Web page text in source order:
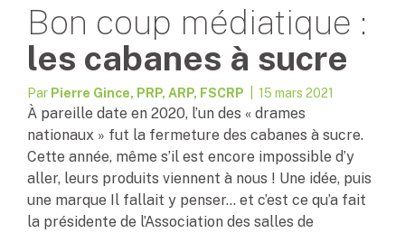
Bon coup médiatique :
les cabanes à sucre
Par Pierre Gince, PRP, ARP, FSCRP | 15 mars 2021
À pareille date en 2020, l’un des « drames
nationaux » fut la fermeture des cabanes à sucre.
Cette année, même s’il est encore impossible d’y
aller, leurs produits viennent à nous ! Une idée, puis
une marque Il fallait y penser… et c’est ce qu’a fait
la présidente de l’Association des salles de